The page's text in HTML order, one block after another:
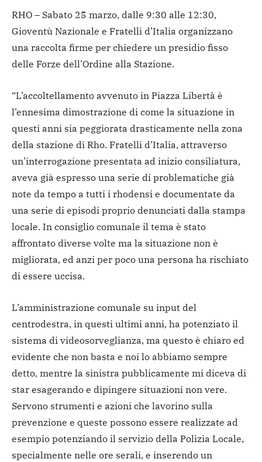
RHO – Sabato 25 marzo, dalle 9:30 alle 12:30,
Gioventù Nazionale e Fratelli d’Italia organizzano
una raccolta firme per chiedere un presidio fisso
delle Forze dell’Ordine alla Stazione.
“L’accoltellamento avvenuto in Piazza Libertà è
l’ennesima dimostrazione di come la situazione in
questi anni sia peggiorata drasticamente nella zona
della stazione di Rho. Fratelli d’Italia, attraverso
un’interrogazione presentata ad inizio consiliatura,
aveva già espresso una serie di problematiche già
note da tempo a tutti i rhodensi e documentate da
una serie di episodi proprio denunciati dalla stampa
locale. In consiglio comunale il tema è stato
affrontato diverse volte ma la situazione non è
migliorata, ed anzi per poco una persona ha rischiato
di essere uccisa.
L’amministrazione comunale su input del
centrodestra, in questi ultimi anni, ha potenziato il
sistema di videosorveglianza, ma questo è chiaro ed
evidente che non basta e noi lo abbiamo sempre
detto, mentre la sinistra pubblicamente mi diceva di
star esagerando e dipingere situazioni non vere.
Servono strumenti e azioni che lavorino sulla
prevenzione e queste possono essere realizzate ad
esempio potenziando il servizio della Polizia Locale,
specialmente nelle ore serali, e inserendo un